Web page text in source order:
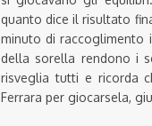
quanto dice il risultato
minuto di raccoglimento
della sorella rendono i
risveglia tutti e ricorda
Ferrara per giocarsela,